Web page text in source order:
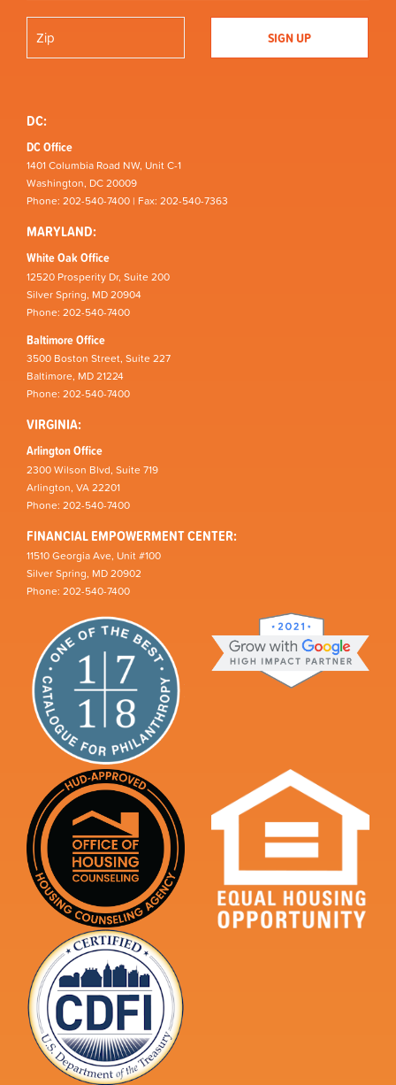
DC:
DC Office
1401 Columbia Road NW, Unit C-1
Washington, DC 20009
Phone: 202-540-7400 | Fax: 202-540-7363
MARYLAND:
White Oak Office
12520 Prosperity Dr, Suite 200
Silver Spring, MD 20904
Phone: 202-540-7400
Baltimore Office
3500 Boston Street, Suite 227
Baltimore, MD 21224
Phone: 202-540-7400
VIRGINIA:
Arlington Office
2300 Wilson Blvd, Suite 719
Arlington, VA 22201
Phone: 202-540-7400
FINANCIAL EMPOWERMENT CENTER:
11510 Georgia Ave, Unit #100
Silver Spring, MD 20902
Phone: 202-540-7400